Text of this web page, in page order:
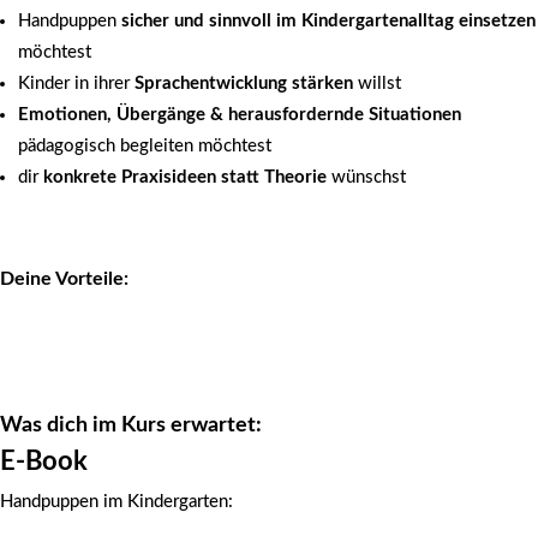
Handpuppen sicher und sinnvoll im Kindergartenalltag einsetzen
möchtest
Kinder in ihrer Sprachentwicklung stärken willst
Emotionen, Übergänge & herausfordernde Situationen
pädagogisch begleiten möchtest
dir konkrete Praxisideen statt Theorie wünschst
Deine Vorteile:
Was dich im Kurs erwartet:
E-Book
Handpuppen im Kindergarten: